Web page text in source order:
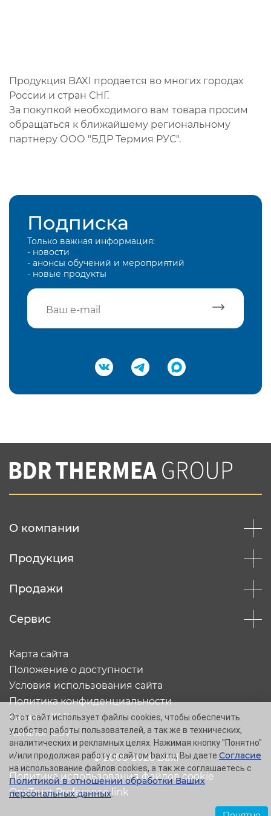
Продукция BAXI продается во многих городах
России и стран СНГ.
За покупкой необходимого вам товара просим
обращаться к ближайшему региональному
партнеру ООО "БДР Термия РУС".
Подписка
Только важная информация:
- новости
- анонсы обучений и мероприятий
- новые продукты
Подтвердить e-mail
Вы соглашаетесь с нашей политикой
конфеденциальности
О компании
Продукция
Продажи
Сервис
© 2005-2026 Baxi
Карта сайта
Положение о доступности
Условия использования сайта
Политика конфиденциальности
Каталог XML
Каталог CSV
Политика использования файлов cookie
OneTrust Preference link
Этот сайт использует файлы cookies, чтобы обеспечить
удобство работы пользователей, а так же в технических,
аналитических и рекламных целях. Нажимая кнопку "Понятно"
и/или продолжая работу с сайтом baxi.ru, Вы даете Согласие
на использование файлов cookies, а так же соглашаетесь с
Политикой в отношении обработки Ваших
персональных данных.